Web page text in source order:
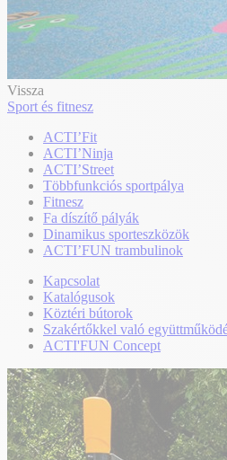
Vissza
Sport és fitnesz
ACTI’Fit
ACTI’Ninja
ACTI’Street
Többfunkciós sportpálya
Fitnesz
Fa díszítő pályák
Dinamikus sporteszközök
ACTI’FUN trambulinok
Kapcsolat
Katalógusok
Köztéri bútorok
Szakértőkkel való
ACTI'FUN Concept